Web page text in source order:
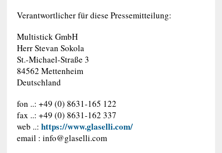
Verantwortlicher für diese Pressemitteilung:
Multistick GmbH
Herr Stevan Sokola
St.-Michael-Straße 3
84562 Mettenheim
Deutschland
fon ..: +49 (0) 8631-165 122
fax ..: +49 (0) 8631-162 337
web ..: https://www.glaselli.com/
email : info@glaselli.com